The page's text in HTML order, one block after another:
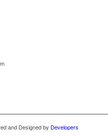
and Designed by Developers